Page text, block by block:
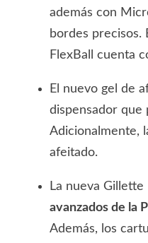
además con
bordes precisos.
FlexBall cuenta
El nuevo gel de
dispensador que
Adicionalmente,
afeitado.
La nueva
avanzados de la
Además, los